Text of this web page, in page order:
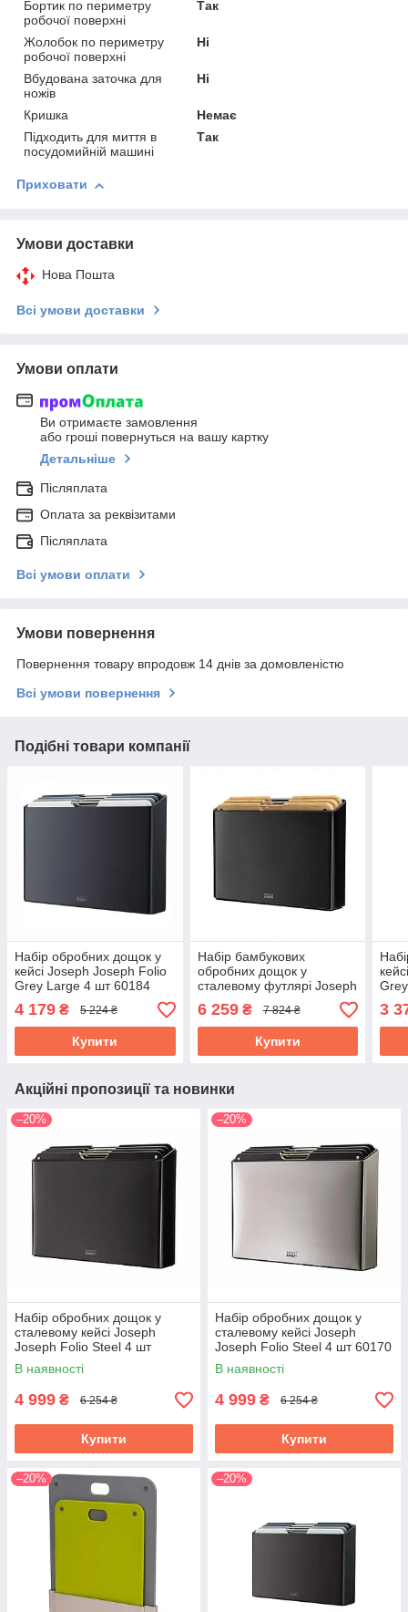
Бортик по периметру
робочої поверхні
Так
Жолобок по периметру
робочої поверхні
Ні
Вбудована заточка для
ножів
Ні
Кришка
Немає
Підходить для миття в
посудомийній машині
Так
Приховати
Умови доставки
Нова Пошта
Всі умови доставки
Умови оплати
Ви отримаєте замовлення
або гроші повернуться на вашу картку
Детальніше
Післяплата
Оплата за реквізитами
Післяплата
Всі умови оплати
Умови повернення
Повернення товару впродовж 14 днів за домовленістю
Всі умови повернення
Подібні товари компанії
Набір обробних дощок у
кейсі Joseph Joseph Folio
Grey Large 4 шт 60184
4 179 ₴ 5 224 ₴
Купити
Набір бамбукових
обробних дощок у
сталевому футлярі Joseph
Joseph Folio Steel 3 шт
1000077
6 259₴ 7 824 ₴
Купити
3
Акційні пропозиції та новинки
–20%
Набір обробних дощок у
сталевому кейсі Joseph
Joseph Folio Steel 4 шт
чорний 60171
В наявності
4 999 ₴ 6 254 ₴
Купити
–20%
Набір обробних дощок у
сталевому кейсі Joseph
Joseph Folio Steel 4 шт 60170
В наявності
4 999 ₴ 6 254 ₴
Купити
–20% –20%